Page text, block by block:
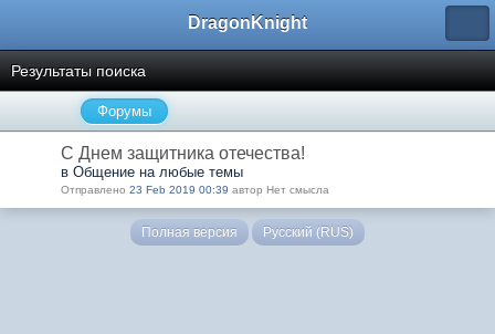
DragonKnight
Результаты поиска
Форумы
С Днем защитника отечества!
в Общение на любые темы
Отправлено 23 Feb 2019 00:39 автор Нет смысла
Полная версия Русский (RUS)